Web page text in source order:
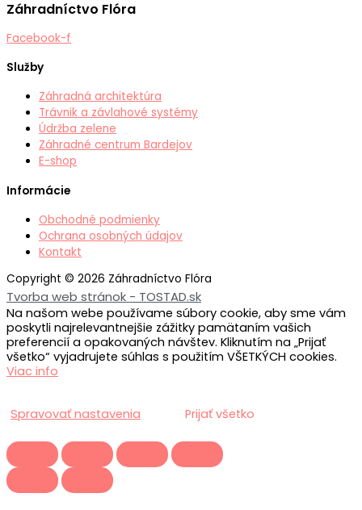
Záhradníctvo Flóra
Facebook-f
Služby
Záhradná architektúra
Trávnik a závlahové systémy
Údržba zelene
Záhradné centrum Bardejov
E-shop
Informácie
Obchodné podmienky
Ochrana osobných údajov
Kontakt
Copyright © 2026 Záhradníctvo Flóra
Tvorba web stránok - TOSTAD.sk
Na našom webe používame súbory cookie, aby sme vám
poskytli najrelevantnejšie zážitky pamätaním vašich
preferencií a opakovaných návštev. Kliknutím na „Prijať
všetko“ vyjadrujete súhlas s použitím VŠETKÝCH cookies.
Viac info
Spravovať nastavenia Prijať všetko